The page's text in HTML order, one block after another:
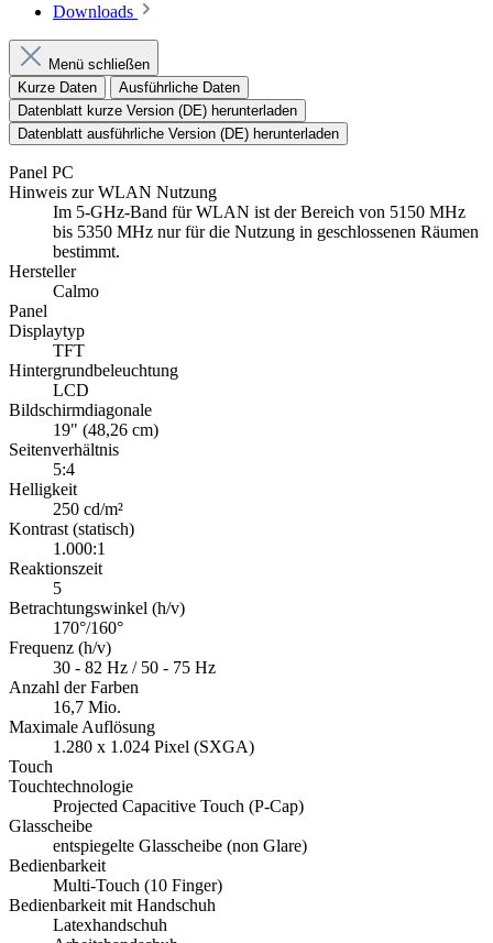
Downloads
Menü schließen
Kurze Daten
Ausführliche Daten
Datenblatt kurze Version (DE) herunterladen
Datenblatt ausführliche Version (DE) herunterladen
Panel PC
Hinweis zur WLAN Nutzung
Im 5-GHz-Band für WLAN ist der Bereich von 5150 MHz
bis 5350 MHz nur für die Nutzung in geschlossenen Räumen
bestimmt.
Hersteller
Calmo
Panel
Displaytyp
TFT
Hintergrundbeleuchtung
LCD
Bildschirmdiagonale
19" (48,26 cm)
Seitenverhältnis
5:4
Helligkeit
250 cd/m²
Kontrast (statisch)
1.000:1
Reaktionszeit
5
Betrachtungswinkel (h/v)
170°/160°
Frequenz (h/v)
30 - 82 Hz / 50 - 75 Hz
Anzahl der Farben
16,7 Mio.
Maximale Auflösung
1.280 x 1.024 Pixel (SXGA)
Touch
Touchtechnologie
Projected Capacitive Touch (P-Cap)
Glasscheibe
entspiegelte Glasscheibe (non Glare)
Bedienbarkeit
Multi-Touch (10 Finger)
Bedienbarkeit mit Handschuh
Latexhandschuh